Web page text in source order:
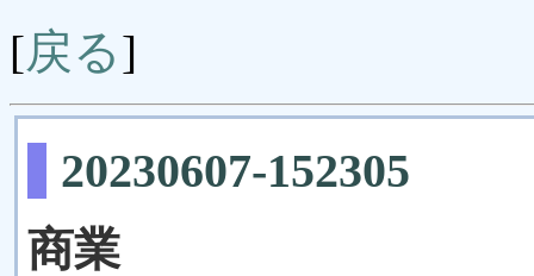
[戻る]
20230607-152305
商業